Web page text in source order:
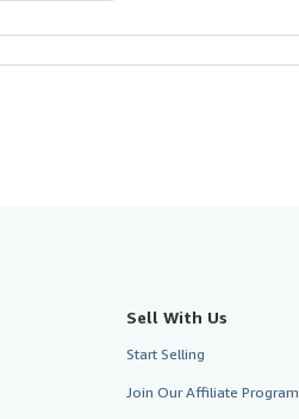
Sell With Us
Start Selling
Join Our Affiliate Program